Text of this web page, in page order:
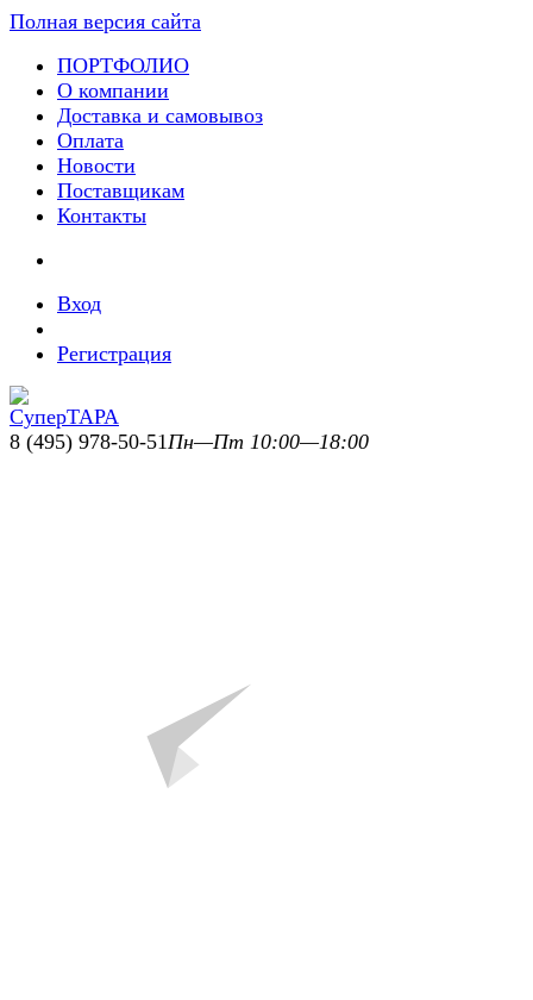
Полная версия сайта
ПОРТФОЛИО
О компании
Доставка и самовывоз
Оплата
Новости
Поставщикам
Контакты
Вход
Регистрация
8 (495) 978-50-51Пн—Пт 10:00—18:00